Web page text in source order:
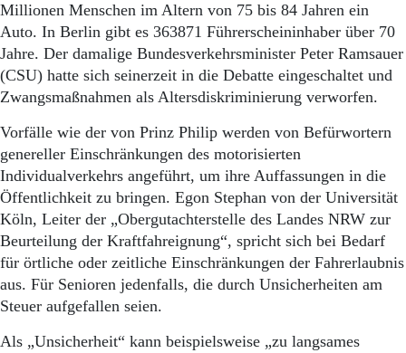
Kontakt
Impressum
Datenschutz
Millionen Menschen im Altern von 75 bis 84 Jahren ein
Auto. In Berlin gibt es 363871 Führerscheininhaber über 70
Jahre. Der damalige Bundesverkehrsminister Peter Ramsauer
(CSU) hatte sich seinerzeit in die Debatte eingeschaltet und
Zwangsmaßnahmen als Altersdiskriminierung verworfen.
Vorfälle wie der von Prinz Philip werden von Befürwortern
genereller Einschränkungen des motorisierten
Individualverkehrs angeführt, um ihre Auffassungen in die
Öffentlichkeit zu bringen. Egon Stephan von der Universität
Köln, Leiter der „Obergutachterstelle des Landes NRW zur
Beurteilung der Kraftfahreignung“, spricht sich bei Bedarf
für örtliche oder zeitliche Einschränkungen der Fahrerlaubnis
aus. Für Senioren jedenfalls, die durch Unsicherheiten am
Steuer aufgefallen seien.
Als „Unsicherheit“ kann beispielsweise „zu langsames